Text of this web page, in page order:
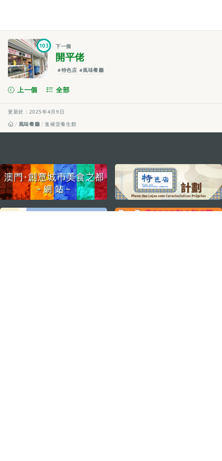
103 下一個
開平佬
#特色店 #風味餐廳
上一個 全部
更新於：2025年4月9日
風味餐廳
進補堂養生館
external links